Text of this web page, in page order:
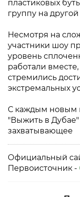
пластиковых
группу на другой
Несмотря на
участники шоу
уровень
работали
стремились
экстремальных
С каждым новым
"Выжить в Дубае"
захватывающее
Официальный
Первоисточник -